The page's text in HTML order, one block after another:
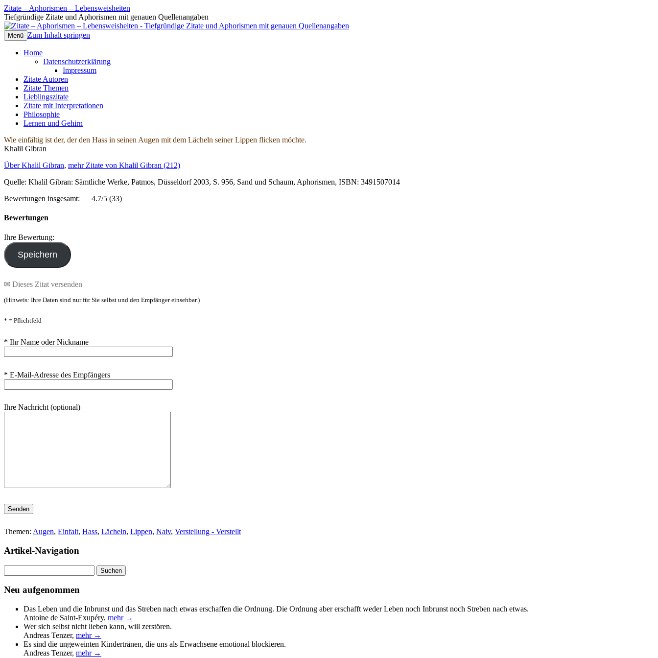
Zitate – Aphorismen – Lebensweisheiten
Tiefgründige Zitate und Aphorismen mit genauen Quellenangaben
Menü Zum Inhalt springen
Home
Datenschutzerklärung
Impressum
Zitate Autoren
Zitate Themen
Lieblingszitate
Zitate mit Interpretationen
Philosophie
Lernen und Gehirn
Wie einfältig ist der, der den Hass in seinen Augen mit dem Lächeln seiner Lippen flicken möchte.
Khalil Gibran
Über Khalil Gibran, mehr Zitate von Khalil Gibran (212)
Quelle: Khalil Gibran: Sämtliche Werke, Patmos, Düsseldorf 2003, S. 956, Sand und Schaum, Aphorismen, ISBN: 3491507014
Bewertungen insgesamt:
4.7/5 (33)
Bewertungen
Ihre Bewertung:
✉ Dieses Zitat versenden
(Hinweis: Ihre Daten sind nur für Sie selbst und den Empfänger einsehbar.)
* = Pflichtfeld
* Ihr Name oder Nickname
* E-Mail-Adresse des Empfängers
Ihre Nachricht (optional)
Bitte lasse dieses Feld leer.
Themen: Augen, Einfalt, Hass, Lächeln, Lippen, Naiv, Verstellung - Verstellt
Artikel-Navigation
nach:
Neu aufgenommen
Das Leben und die Inbrunst und das Streben nach etwas erschaffen die Ordnung. Die Ordnung aber erschafft weder Leben noch Inbrunst noch Streben nach etwas.
Antoine de Saint-Exupéry, mehr →
Wer sich selbst nicht lieben kann, will zerstören.
Andreas Tenzer, mehr →
Es sind die ungeweinten Kindertränen, die uns als Erwachsene emotional blockieren.
Andreas Tenzer, mehr →